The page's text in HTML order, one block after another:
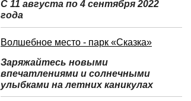
С 11 августа по 4 сентября 2022
года
Волшебное место - парк «Сказка»
Заряжайтесь новыми
впечатлениями и солнечными
улыбками на летних каникулах